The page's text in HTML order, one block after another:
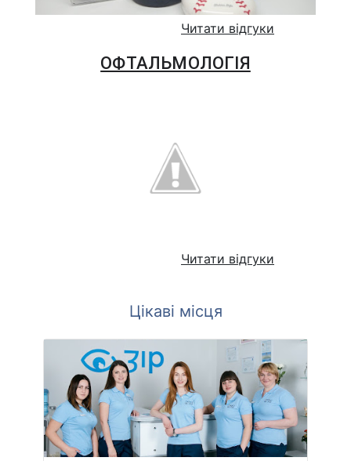
Читати відгуки
ОФТАЛЬМОЛОГІЯ
Читати відгуки
Цікаві місця